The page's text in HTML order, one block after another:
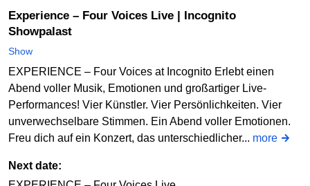
Experience – Four Voices Live | Incognito
Showpalast
Show
EXPERIENCE – Four Voices at Incognito Erlebt einen
Abend voller Musik, Emotionen und großartiger Live-
Performances! Vier Künstler. Vier Persönlichkeiten. Vier
unverwechselbare Stimmen. Ein Abend voller Emotionen.
Freu dich auf ein Konzert, das unterschiedlicher... more
Next date: